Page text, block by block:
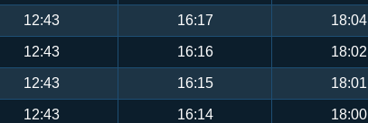
12:43 16:17 18:04
12:43 16:16 18:02
12:43 16:15 18:01
12:43 16:14 18:00